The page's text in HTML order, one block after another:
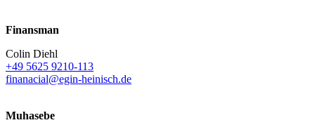
Finansman
Colin Diehl
+49 5625 9210-113
finanacial@egin-heinisch.de
Muhasebe